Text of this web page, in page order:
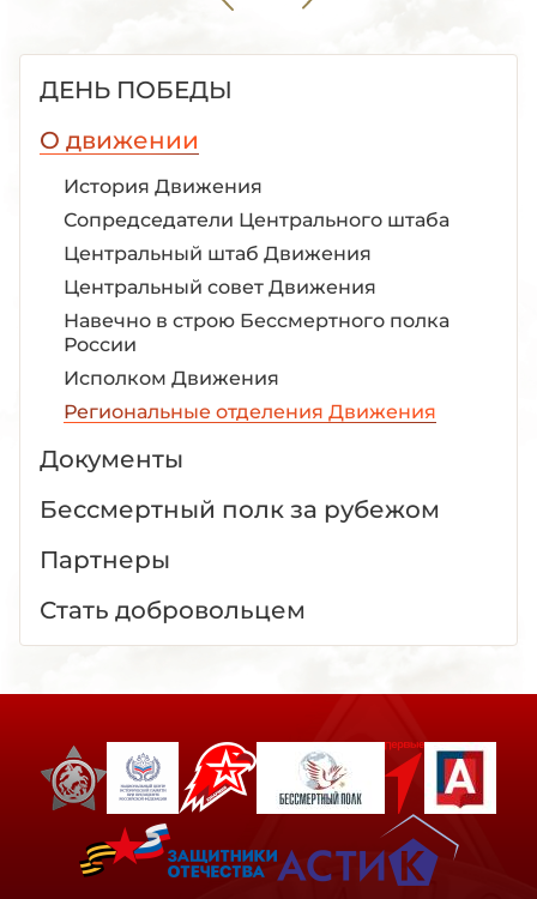
ДЕНЬ ПОБЕДЫ
О движении
История Движения
Сопредседатели Центрального штаба
Центральный штаб Движения
Центральный совет Движения
Навечно в строю Бессмертного полка
России
Исполком Движения
Региональные отделения Движения
Документы
Бессмертный полк за рубежом
Партнеры
Стать добровольцем